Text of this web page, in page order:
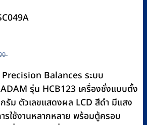
Precision Balances ระบบ
รุ่น HCB123 เครื่องชั่งแบบตั้ง
รัม ตัวเลขแสดงผล LCD สีดำ มีแสง
ใช้งานหลากหลาย พร้อมตู้ครอบ